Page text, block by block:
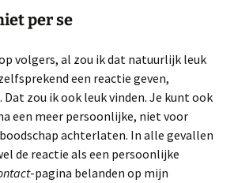
per se
volgers, al zou ik dat natuurlijk leuk
een reactie geven,
zou ik ook leuk vinden. Je kunt ook
een meer persoonlijke, niet voor
achterlaten. In alle gevallen
de reactie als een persoonlijke
-pagina belanden op mijn